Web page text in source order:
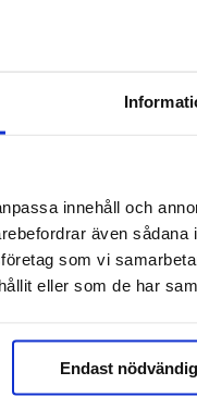
innehåll och
även
som vi
eller som de har
Endast
rasitteeseen.